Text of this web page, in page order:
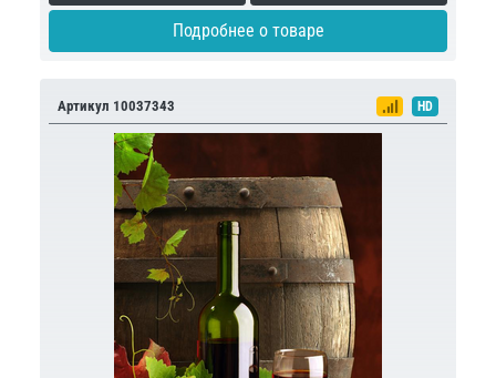
Подробнее о товаре
Артикул 10037343 HD